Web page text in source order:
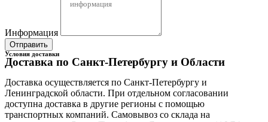
Информация
Отправить
Условия доставки
Доставка по Санкт-Петербургу и Области
Доставка осуществляется по Санкт-Петербургу и
Ленинградской области. При отдельном согласовании
доступна доставка в другие регионы с помощью
транспортных компаний. Самовывоз со склада на